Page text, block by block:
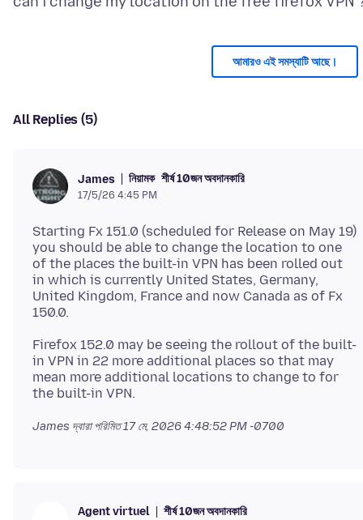
আমারও এই সমস্যাটি আছে।
All Replies (5)
James নিয়ামক শীর্ষ 10জন অবদানকারি
17/5/26 4:45 PM
Starting Fx 151.0 (scheduled for Release on May 19)
you should be able to change the location to one
of the places the built-in VPN has been rolled out
in which is currently United States, Germany,
United Kingdom, France and now Canada as of Fx
Firefox 152.0 may be seeing the rollout of the built-
in VPN in 22 more additional places so that may
mean more additional locations to change to for
James দ্বারা পরিমিত17 মে, 2026 4:48:52 PM -0700
Agent virtuel শীর্ষ 10জন অবদানকারি